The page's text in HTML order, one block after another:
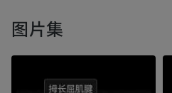
图片集